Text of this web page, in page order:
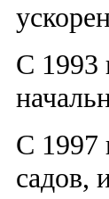
С 1993
С 1997
садов,